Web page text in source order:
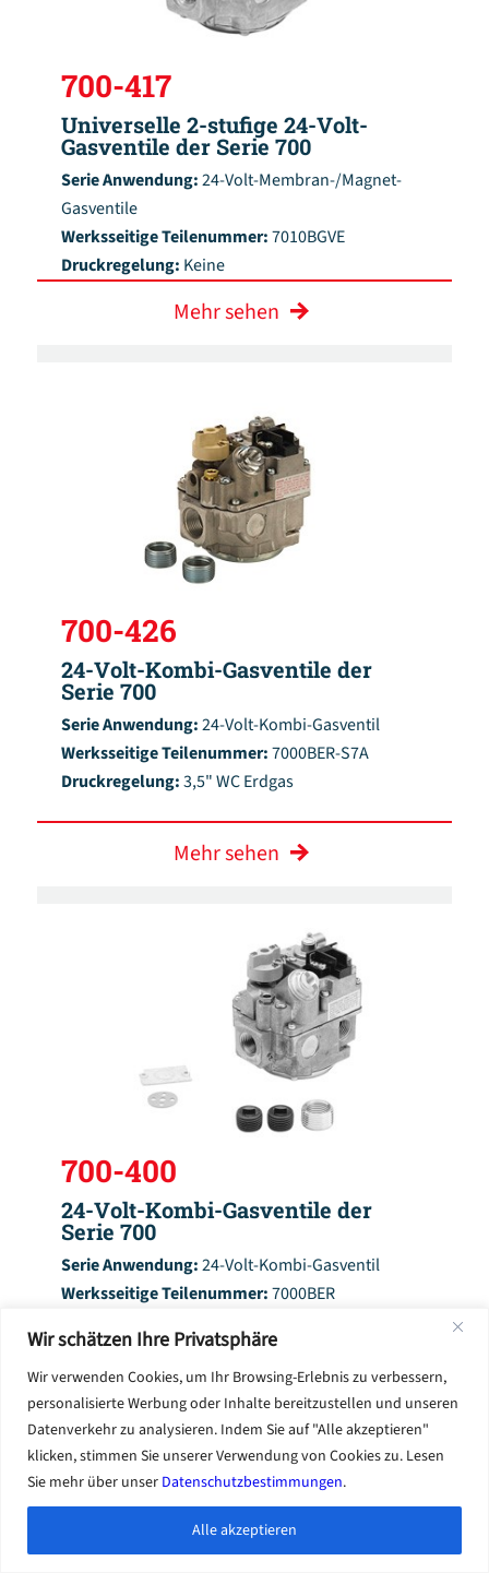
Wir schätzen Ihre Privatsphäre
Wir verwenden Cookies, um Ihr Browsing-Erlebnis zu verbessern,
personalisierte Werbung oder Inhalte bereitzustellen und unseren
Datenverkehr zu analysieren. Indem Sie auf "Alle akzeptieren"
klicken, stimmen Sie unserer Verwendung von Cookies zu. Lesen
Sie mehr über unser Datenschutzbestimmungen.
Alle akzeptieren
700-417
Universelle 2-stufige 24-Volt-
Gasventile der Serie 700
Serie Anwendung:24-Volt-Membran-/Magnet-
Gasventile
Werksseitige Teilenummer:7010BGVE
Druckregelung: Keine
Mehr sehen
700-426
24-Volt-Kombi-Gasventile der
Serie 700
Serie Anwendung:24-Volt-Kombi-Gasventil
Werksseitige Teilenummer:7000BER-S7A
Druckregelung:3,5" WC Erdgas
Mehr sehen
700-400
24-Volt-Kombi-Gasventile der
Serie 700
Serie Anwendung:24-Volt-Kombi-Gasventil
Werksseitige Teilenummer:7000BER
Mehr sehen